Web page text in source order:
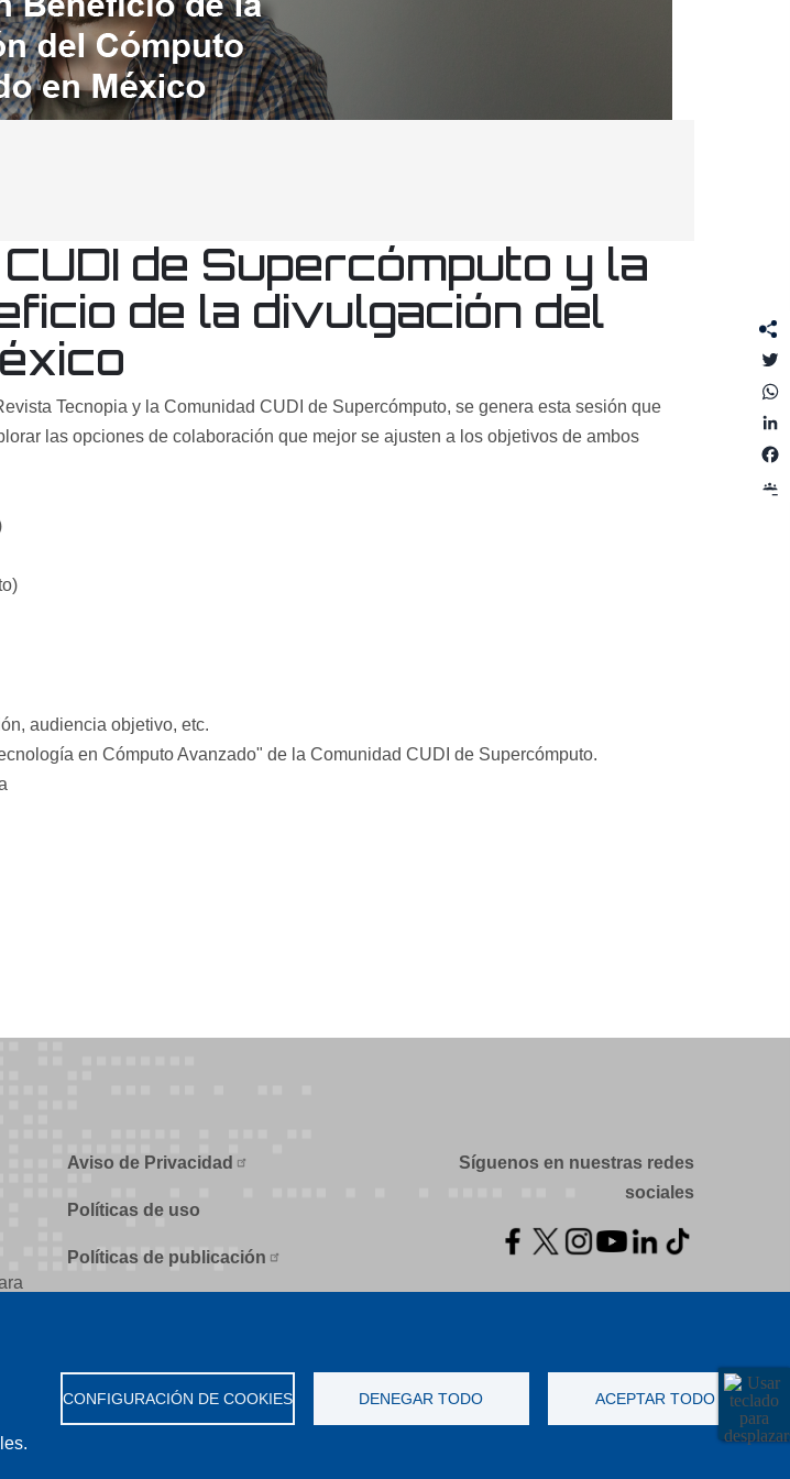
de Supercómputo y la
de la divulgación del
Tecnopia y la Comunidad CUDI de Supercómputo, se genera esta sesión que
las opciones de colaboración que mejor se ajusten a los objetivos de ambos
audiencia objetivo, etc.
en Cómputo Avanzado" de la Comunidad CUDI de Supercómputo.
CONFIGURACIÓN DE COOKIES DENEGAR TODO ACEPTAR TODO
Aviso de Privacidad
Políticas de uso
Políticas de publicación
Síguenos en nuestras redes
sociales